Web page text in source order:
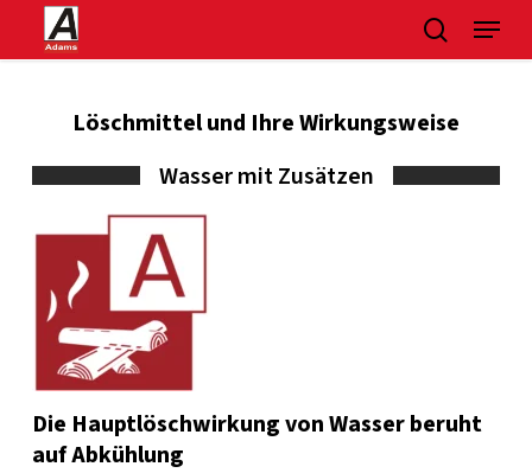
content
suchen
Menu
Löschmittel und Ihre Wirkungsweise
Wasser mit Zusätzen
Die Hauptlöschwirkung von Wasser beruht
auf Abkühlung